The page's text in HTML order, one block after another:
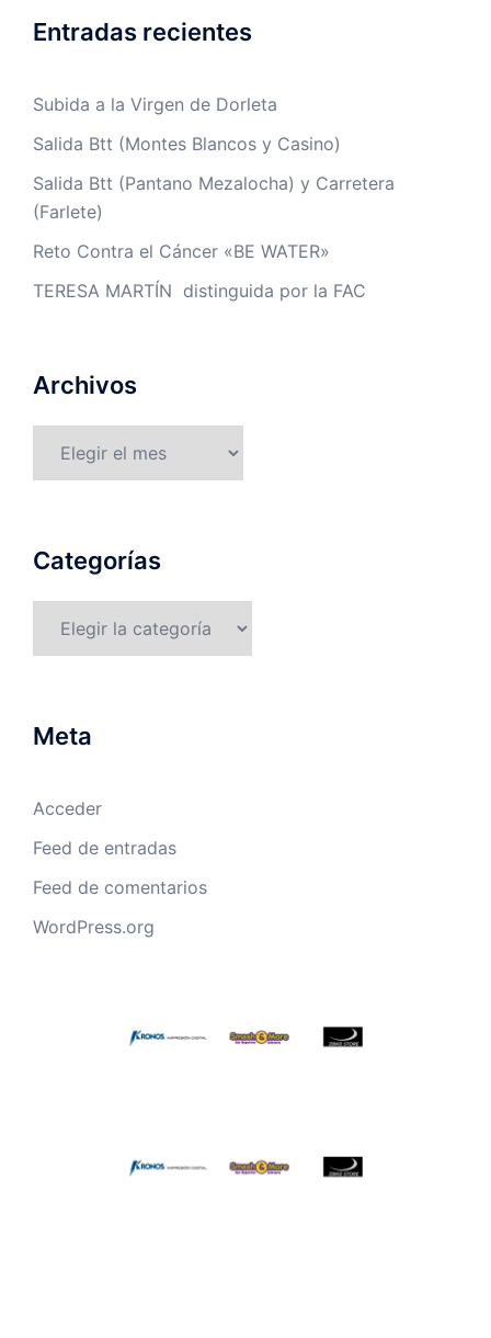
Entradas recientes
Subida a la Virgen de Dorleta
Salida Btt (Montes Blancos y Casino)
Salida Btt (Pantano Mezalocha) y Carretera
(Farlete)
Reto Contra el Cáncer «BE WATER»
TERESA MARTÍN distinguida por la FAC
Archivos
Categorías
Meta
Acceder
Feed de entradas
Feed de comentarios
WordPress.org